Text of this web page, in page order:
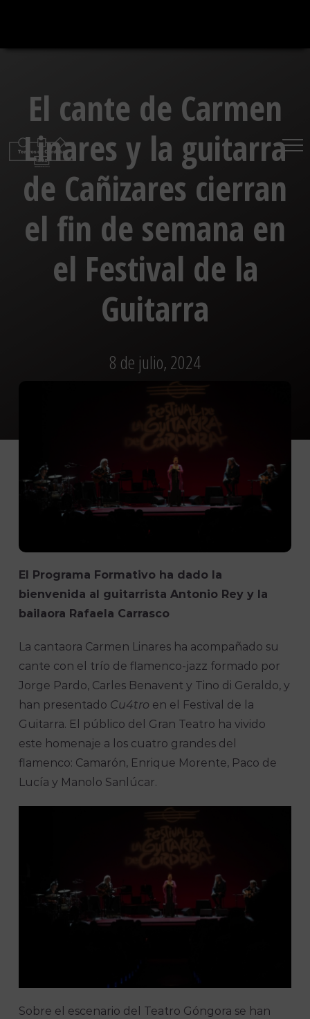
contenido
El cante de Carmen
Linares y la guitarra
de Cañizares cierran
el fin de semana en
el Festival de la
Guitarra
8 de julio, 2024
El Programa Formativo ha dado la
bienvenida al guitarrista Antonio Rey y la
bailaora Rafaela Carrasco
La cantaora Carmen Linares ha acompañado su
cante con el trío de flamenco-jazz formado por
Jorge Pardo, Carles Benavent y Tino di Geraldo, y
han presentado Cu4tro en el Festival de la
Guitarra. El público del Gran Teatro ha vivido
este homenaje a los cuatro grandes del
flamenco: Camarón, Enrique Morente, Paco de
Lucía y Manolo Sanlúcar.
Sobre el escenario del Teatro Góngora se han